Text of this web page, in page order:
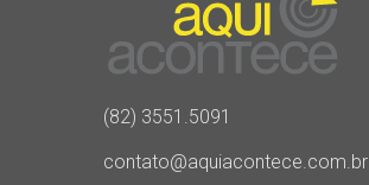
(82) 3551.5091
contato@aquiacontece.com.br